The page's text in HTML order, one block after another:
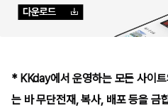
* KKday에서 운영하는 모든 사이
는 바 무단전재, 복사, 배포 등을 금